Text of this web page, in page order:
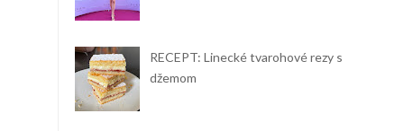
RECEPT: Linecké tvarohové rezy s
džemom